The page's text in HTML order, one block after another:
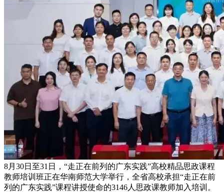
8月30日至31日，“走正在前列的广东实践”高校精品思政课程
教师培训班正在华南师范大学举行，全省高校承担“走正在前
列的广东实践”课程讲授使命的3146人思政课教师加入培训。